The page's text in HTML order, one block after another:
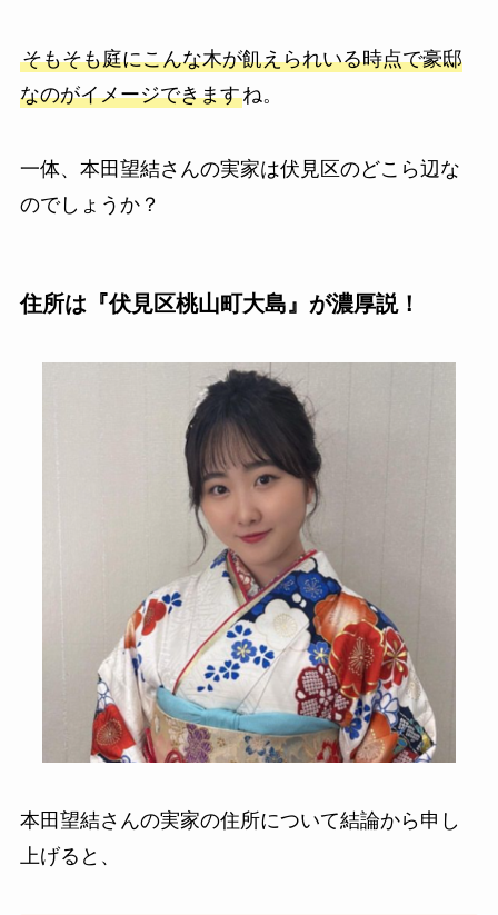
そもそも庭にこんな木が飢えられいる時点で豪邸
なのがイメージできますね。
一体、本田望結さんの実家は伏見区のどこら辺な
のでしょうか？
住所は『伏見区桃山町大島』が濃厚説！
本田望結さんの実家の住所について結論から申し
上げると、